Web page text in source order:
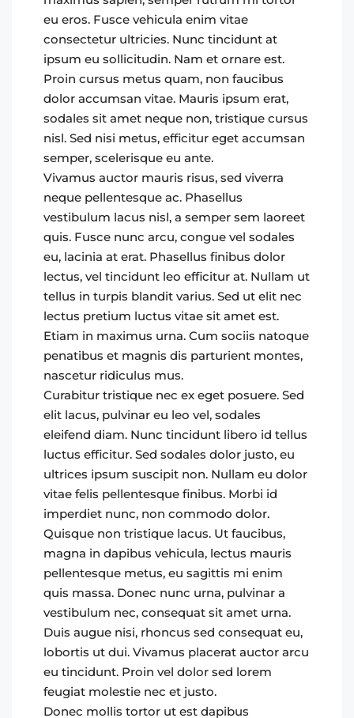
eu eros. Fusce vehicula enim vitae
consectetur ultricies. Nunc tincidunt at
ipsum eu sollicitudin. Nam et ornare est.
Proin cursus metus quam, non faucibus
dolor accumsan vitae. Mauris ipsum erat,
sodales sit amet neque non, tristique cursus
nisl. Sed nisi metus, efficitur eget accumsan
semper, scelerisque eu ante.
Vivamus auctor mauris risus, sed viverra
neque pellentesque ac. Phasellus
vestibulum lacus nisl, a semper sem laoreet
quis. Fusce nunc arcu, congue vel sodales
eu, lacinia at erat. Phasellus finibus dolor
lectus, vel tincidunt leo efficitur at. Nullam ut
tellus in turpis blandit varius. Sed ut elit nec
lectus pretium luctus vitae sit amet est.
Etiam in maximus urna. Cum sociis natoque
penatibus et magnis dis parturient montes,
nascetur ridiculus mus.
Curabitur tristique nec ex eget posuere. Sed
elit lacus, pulvinar eu leo vel, sodales
eleifend diam. Nunc tincidunt libero id tellus
luctus efficitur. Sed sodales dolor justo, eu
ultrices ipsum suscipit non. Nullam eu dolor
vitae felis pellentesque finibus. Morbi id
imperdiet nunc, non commodo dolor.
Quisque non tristique lacus. Ut faucibus,
magna in dapibus vehicula, lectus mauris
pellentesque metus, eu sagittis mi enim
quis massa. Donec nunc urna, pulvinar a
vestibulum nec, consequat sit amet urna.
Duis augue nisi, rhoncus sed consequat eu,
lobortis ut dui. Vivamus placerat auctor arcu
eu tincidunt. Proin vel dolor sed lorem
feugiat molestie nec et justo.
Donec mollis tortor ut est dapibus